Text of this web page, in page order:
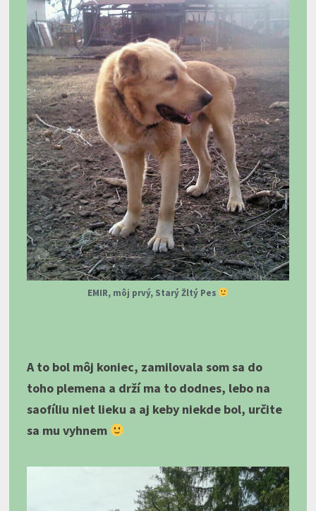
EMIR, môj prvý, Starý Žltý Pes
A to bol môj koniec, zamilovala som sa do
toho plemena a drží ma to dodnes, lebo na
saofíliu niet lieku a aj keby niekde bol, určite
sa mu vyhnem